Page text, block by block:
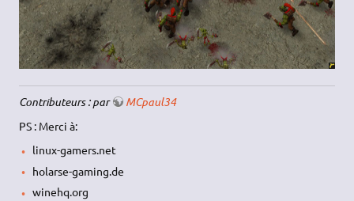
Contributeurs : par MCpaul34
PS : Merci à:
linux-gamers.net
holarse-gaming.de
winehq.org